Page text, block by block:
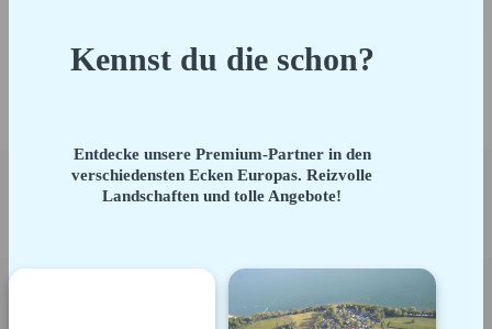
Kennst du die schon?
Entdecke unsere Premium-Partner in den
verschiedensten Ecken Europas. Reizvolle
Landschaften und tolle Angebote!